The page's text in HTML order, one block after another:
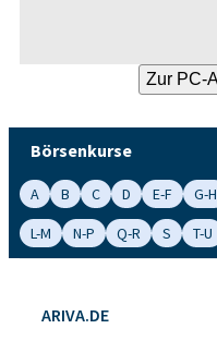
Börsenkurse
A B C D E-F G-H
L-M
N-P Q-R S T-U
ARIVA.DE